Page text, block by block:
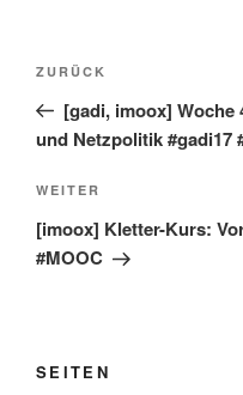
Beitragsnavigation
Vorheriger
Beitrag
ZURÜCK
[gadi, imoox] Woche
und Netzpolitik #gadi17
Nächster
Beitrag
WEITER
[imoox] Kletter-Kurs:
#MOOC
SEITEN